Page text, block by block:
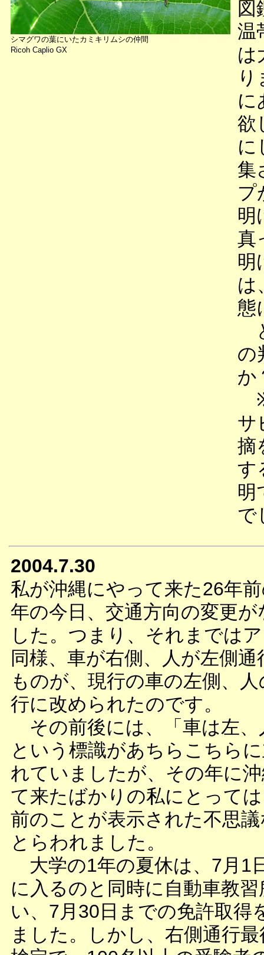
シマグワの葉にいたカミキリムシの仲間
Ricoh Caplio GX
図
温
は
に
欲
に
集
プ
明
真
明
は
態
の
か
サ
摘
す
明
で
2004.7.30
私が沖縄にやって来た26年
年の今日、交通方向の変更
した。つまり、それまでは
同様、車が右側、人が左側
ものが、現行の車の左側、
行に改められたのです。
その前後には、「車は左、
という標識があちらこちら
れていましたが、その年に
て来たばかりの私にとって
前のことが表示された不思
とらわれました。
大学の1年の夏休は、7月1
に入るのと同時に自動車教習
い、7月30日までの免許取得
ました。しかし、右側通行